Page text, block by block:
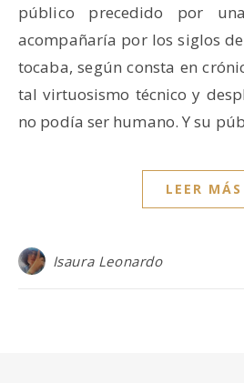
público precedido por
acompañaría por los siglos
tocaba, según consta en
tal virtuosismo técnico y
no podía ser humano. Y su
LEER MÁS
Isaura Leonardo